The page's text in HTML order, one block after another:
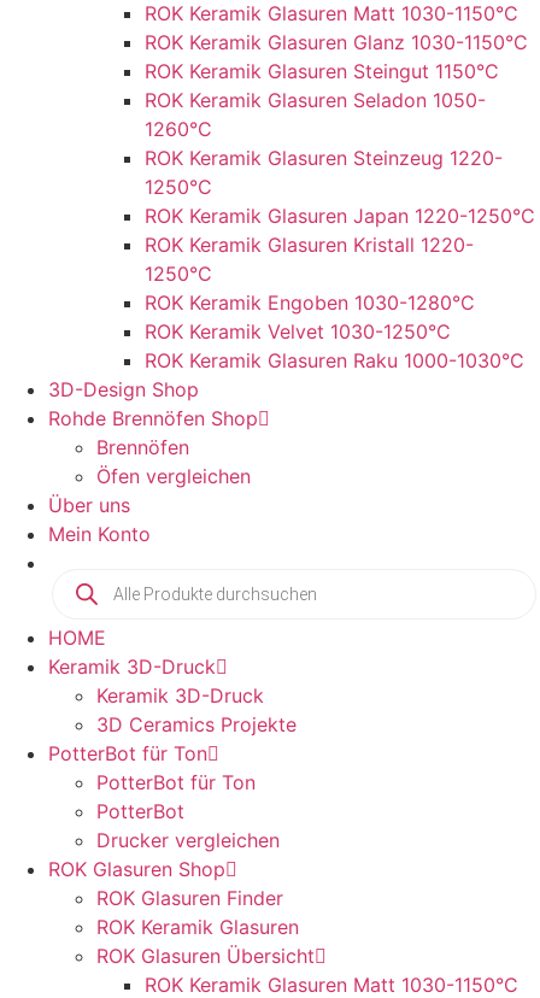
ROK Keramik Glasuren Matt 1030-1150°C
ROK Keramik Glasuren Glanz 1030-1150°C
ROK Keramik Glasuren Steingut 1150°C
ROK Keramik Glasuren Seladon 1050-
1260°C
ROK Keramik Glasuren Steinzeug 1220-
1250°C
ROK Keramik Glasuren Japan 1220-1250°C
ROK Keramik Glasuren Kristall 1220-
1250°C
ROK Keramik Engoben 1030-1280°C
ROK Keramik Velvet 1030-1250°C
ROK Keramik Glasuren Raku 1000-1030°C
3D-Design Shop
Rohde Brennöfen Shop
Brennöfen
Öfen vergleichen
Über uns
Mein Konto
HOME
Keramik 3D-Druck
Keramik 3D-Druck
3D Ceramics Projekte
PotterBot für Ton
PotterBot für Ton
PotterBot
Drucker vergleichen
ROK Glasuren Shop
ROK Glasuren Finder
ROK Keramik Glasuren
ROK Glasuren Übersicht
ROK Keramik Glasuren Matt 1030-1150°C